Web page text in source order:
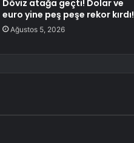
Döviz atağa geçti! Dolar ve
euro yine peş peşe rekor kırdı!
Ağustos 5, 2026